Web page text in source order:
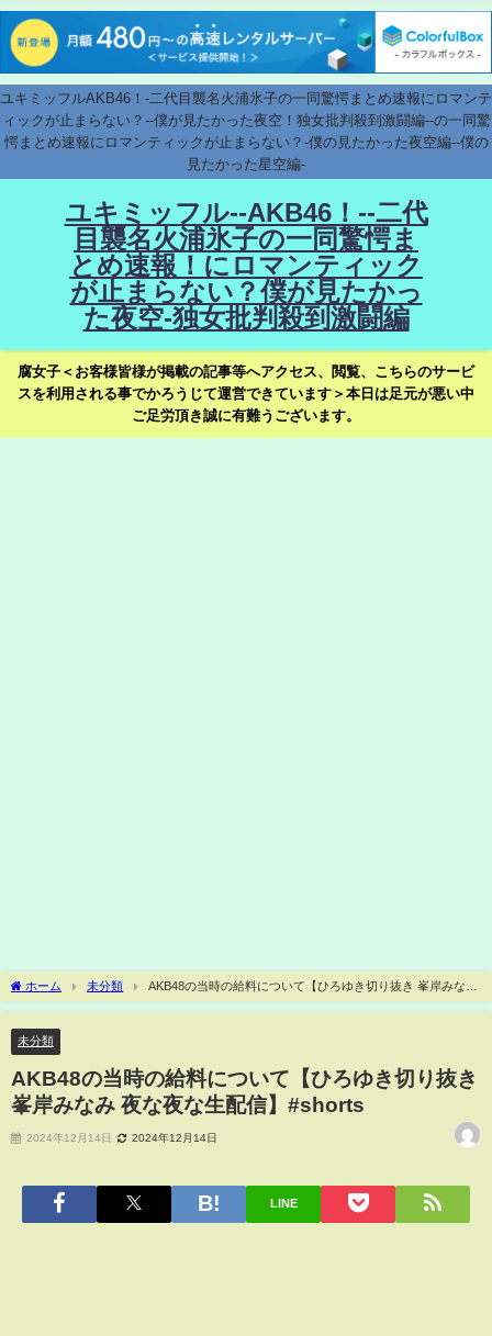
ユキミッフルAKB46！-二代目襲名火浦氷子の一同驚愕まとめ速報にロマンテ
ィックが止まらない？--僕が見たかった夜空！独女批判殺到激闘編--の一同驚
愕まとめ速報にロマンティックが止まらない？-僕の見たかった夜空編--僕の
見たかった星空編-
ユキミッフル--AKB46！--二代
目襲名火浦氷子の一同驚愕ま
とめ速報！にロマンティック
が止まらない？僕が見たかっ
た夜空-独女批判殺到激闘編
腐女子＜お客様皆様が掲載の記事等へアクセス、閲覧、こちらのサービ
スを利用される事でかろうじて運営できています＞本日は足元が悪い中
ご足労頂き誠に有難うございます。
ホーム 未分類
AKB48の当時の給料について【ひろゆき切り抜き 峯岸みなみ
夜な夜な生配信】#shorts
未分類
AKB48の当時の給料について【ひろゆき切り抜き
峯岸みなみ 夜な夜な生配信】#shorts
2024年12月14日 2024年12月14日
LINE